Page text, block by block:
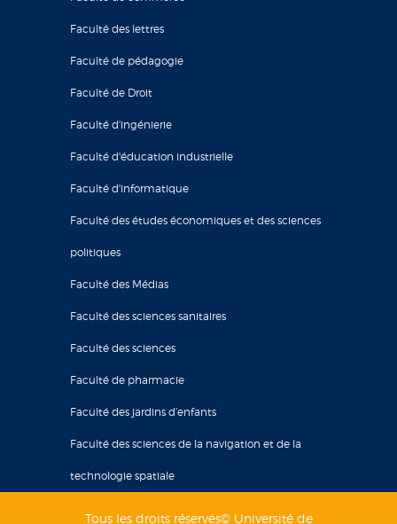
Faculté des lettres
Faculté de pédagogie
Faculté de Droit
Faculté d'ingénierie
Faculté d'éducation industrielle
Faculté d'informatique
Faculté des études économiques et des sciences
politiques
Faculté des Médias
Faculté des sciences sanitaires
Faculté des sciences
Faculté de pharmacie
Faculté des jardins d’enfants
Faculté des sciences de la navigation et de la
technologie spatiale
Tous les droits réservés© Université de